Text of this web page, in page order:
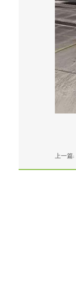
上一篇: